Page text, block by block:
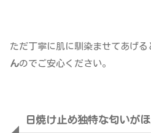
ただ丁寧に肌に馴染ませてあげる
んのでご安心ください。
日焼け止め独特な匂いが